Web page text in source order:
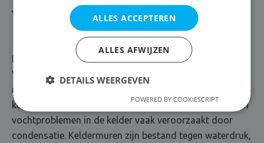
Vochtproblemen kelder
De kelder is een kwetsbare plaats voor vochtproblemen
Vanzelfsprekend komt grondvocht het gemakkelijkst in
ruimtes die zich onder de grond bevinden. In dat geval is
kelderdichting van essentieel belang. Daarnaast worden
vochtproblemen in de kelder vaak veroorzaakt door
condensatie. Keldermuren zijn bestand tegen waterdruk,
ALLES ACCEPTEREN
ALLES AFWIJZEN
DETAILS WEERGEVEN
POWERED BY COOKIESCRIPT